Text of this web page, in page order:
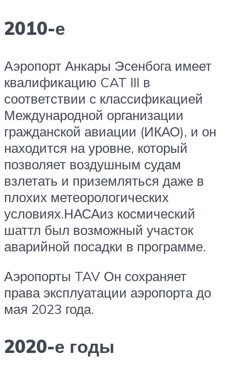
2010-е
Аэропорт Анкары Эсенбога имеет
квалификацию CAT III в
соответствии с классификацией
Международной организации
гражданской авиации (ИКАО), и он
находится на уровне, который
позволяет воздушным судам
взлетать и приземляться даже в
плохих метеорологических
условиях.НАСАиз космический
шаттл был возможный участок
аварийной посадки в программе.
Аэропорты TAV Он сохраняет
права эксплуатации аэропорта до
мая 2023 года.
2020-е годы